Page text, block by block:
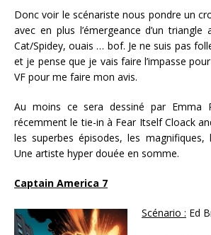
Donc voir le scénariste nous pondre un
avec en plus l’émergeance d’un triangle
Cat/Spidey, ouais … bof. Je ne suis pas
et je pense que je vais faire l’impasse
VF pour me faire mon avis.
Au moins ce sera dessiné par Emma
récemment le tie-in à Fear Itself Cloack
les superbes épisodes, les magnifiques,
Une artiste hyper douée en somme.
Captain America 7
Scénario : Ed